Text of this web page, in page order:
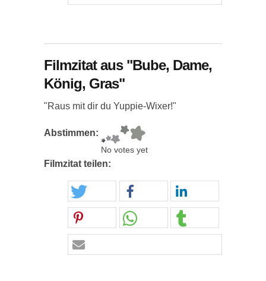
Filmzitat aus "Bube, Dame,
König, Gras"
"Raus mit dir du Yuppie-Wixer!"
Abstimmen:
No votes yet
Filmzitat teilen: